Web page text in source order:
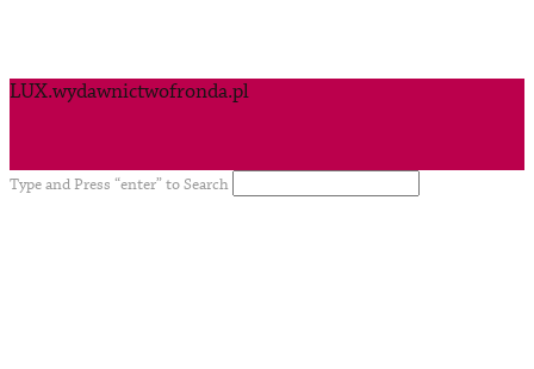
LUX.wydawnictwofronda.pl
Type and Press “enter” to Search